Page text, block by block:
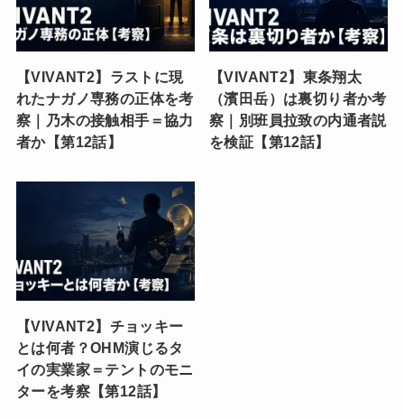
【VIVANT2】ラストに現
れたナガノ専務の正体を考
察｜乃木の接触相手＝協力
者か【第12話】
【VIVANT2】東条翔太
（濱田岳）は裏切り者か考
察｜別班員拉致の内通者説
を検証【第12話】
【VIVANT2】チョッキー
とは何者？OHM演じるタ
イの実業家＝テントのモニ
ターを考察【第12話】